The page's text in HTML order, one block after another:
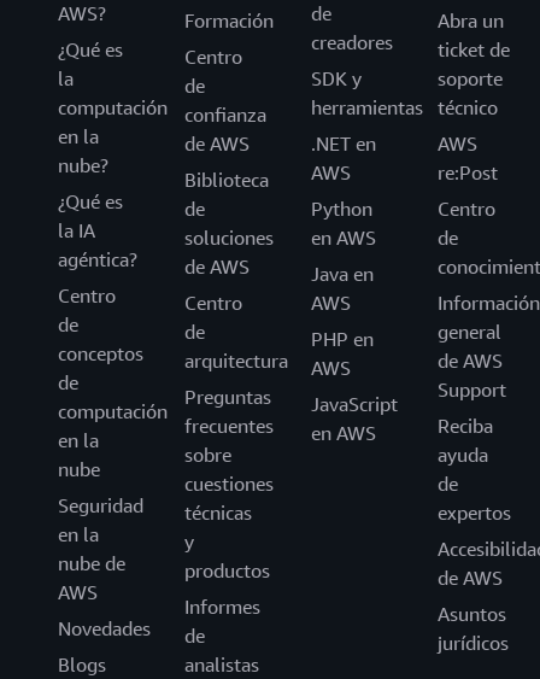
AWS?
¿Qué es
la
computación
en la
nube?
¿Qué es
la IA
agéntica?
Centro
de
conceptos
de
computación
en la
nube
Seguridad
en la
nube de
AWS
Novedades
Blogs
Formación
Centro
de
confianza
de AWS
Biblioteca
de
soluciones
de AWS
Centro
de
arquitectura
Preguntas
frecuentes
sobre
cuestiones
técnicas
y
productos
Informes
de
analistas
de
creadores
SDK y
herramientas
.NET en
AWS
Python
en AWS
Java en
AWS
PHP en
AWS
JavaScript
en AWS
Abra un
ticket de
soporte
técnico
AWS
re:Post
Centro
de
Información
general
de AWS
Support
Reciba
ayuda
de
expertos
de AWS
Asuntos
jurídicos